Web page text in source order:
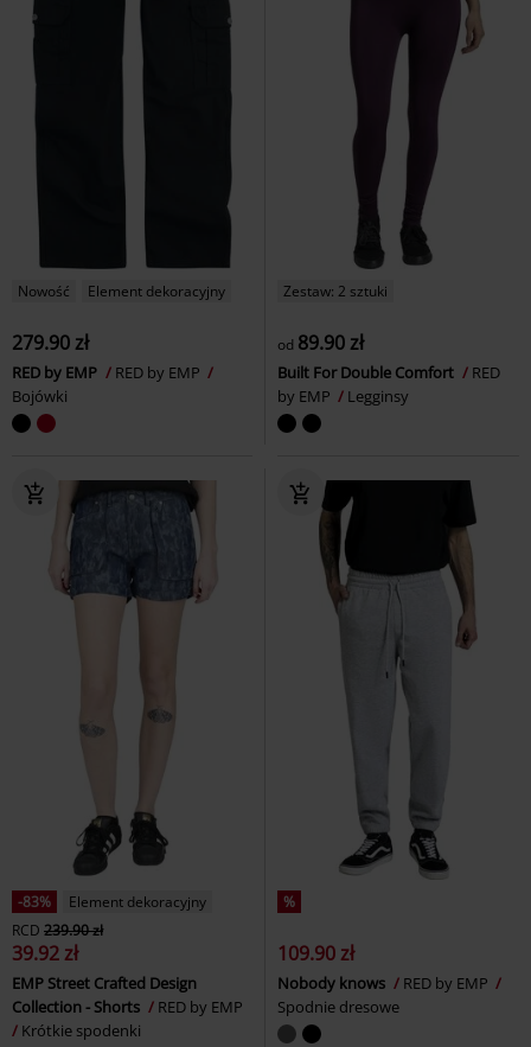
Nowość Element dekoracyjny
279.90 zł
RED by EMP
RED by EMP
Bojówki
Zestaw: 2 sztuki
od 89.90 zł
Built For Double Comfort
RED
by EMP
Legginsy
-83%
Element dekoracyjny
RCD 239.90 zł
39.92 zł
EMP Street Crafted Design
Collection - Shorts
RED by EMP
Krótkie spodenki
%
109.90 zł
Nobody knows
RED by EMP
Spodnie dresowe